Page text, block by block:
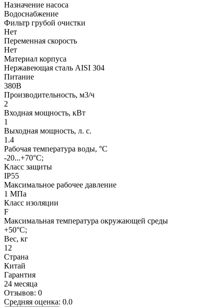
Назначение насоса
Водоснабжение
Фильтр грубой очистки
Нет
Переменная скорость
Нет
Материал корпуса
Нержавеющая сталь AISI 304
Питание
380В
Производительность, м3/ч
2
Входная мощность, кВт
1
Выходная мощность, л. с.
1.4
Рабочая температура воды, °С
-20...+70°С;
Класс защиты
IP55
Максимальное рабочее давление
1 МПа
Класс изоляции
F
Максимальная температура окружающей среды
+50°С;
Вес, кг
12
Страна
Китай
Гарантия
24 месяца
Отзывов: 0
Средняя оценка: 0.0